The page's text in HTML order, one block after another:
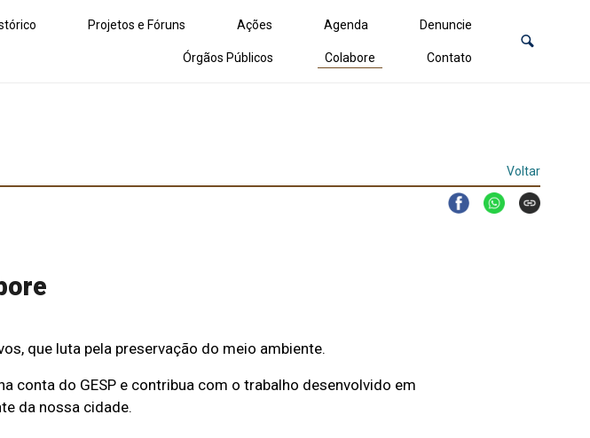
Projetos e Fóruns Ações Agenda Denuncie
Órgãos Públicos Colabore Contato
Voltar
que luta pela preservação do meio ambiente.
conta do GESP e contribua com o trabalho desenvolvido em
da nossa cidade.